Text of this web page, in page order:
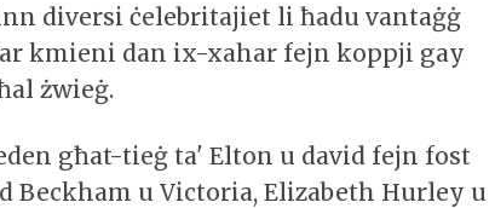
diversi ċelebritajiet li ħadu vantaġġ
kmieni dan ix-xahar fejn koppji gay
żwieġ.
għat-tieġ ta' Elton u david fejn fost
u Victoria, Elizabeth Hurley u